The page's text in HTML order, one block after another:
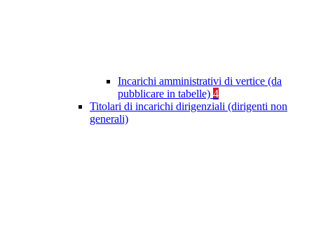
Incarichi amministrativi di vertice (da
pubblicare in tabelle) 4
Titolari di incarichi dirigenziali (dirigenti non
generali)